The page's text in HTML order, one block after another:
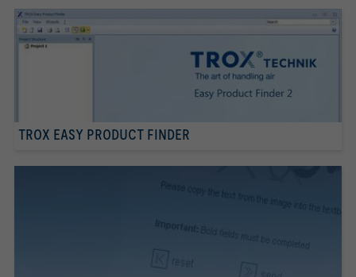
TROX EASY PRODUCT FINDER